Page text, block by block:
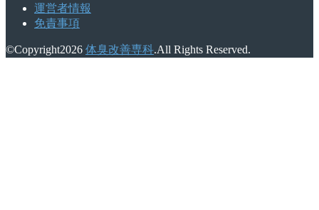
運営者情報
免責事項
©Copyright2026 体臭改善専科.All Rights Reserved.